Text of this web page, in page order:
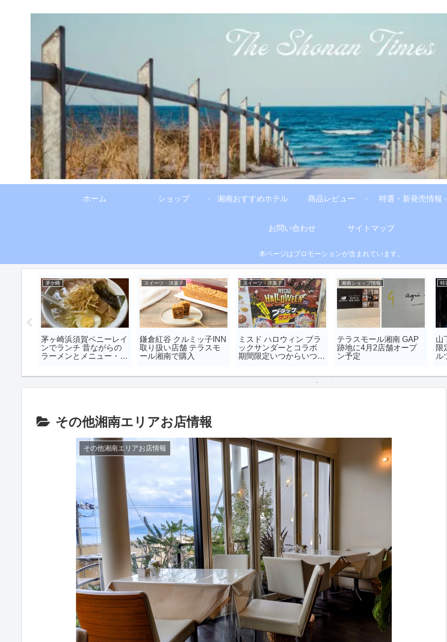
ホーム ショップ 湘南おすすめホテル 商品レビュー 特選・新発売情報
お問い合わせ サイトマップ
本ページはプロモーションが含まれています。
茅ケ崎
茅ヶ崎浜須賀ペニーレイ
ンでランチ 昔ながらの
ラーメンとメニュー・駐
スイーツ・洋菓子
鎌倉紅谷 クルミッ子INN
取り扱い店舗 テラスモ
ール湘南で購入
スイーツ・洋菓子
ミスド ハロウィン ブラ
ックサンダーとコラボ
期間限定いつからいつま
湘南ショップ情報
テラスモール湘南 GAP
跡地に4月2店舗オープ
ン予定
特
山
限
ル
その他湘南エリアお店情報
その他湘南エリアお店情報